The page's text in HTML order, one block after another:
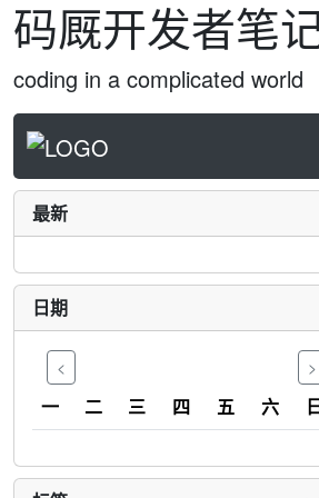
码厩开发者笔
coding in a complicated world
最新
日期
< >
一 二 三 四 五 六